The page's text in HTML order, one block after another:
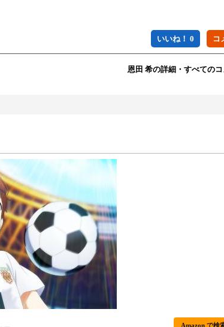
いいね！ 0
恩田 希の詳細・すべての
Amazon で検